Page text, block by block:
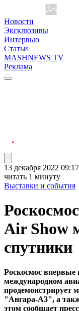
Новости
Эксклюзивы
Интервью
Статьи
MASHNEWS TV
Реклама
13 декабря 2022 09:17
читать 1 минуту
Выставки и события
Air Show
спутники
Роскосмос
международном
продемонстрирует
"Ангара-А3", а
этом сообщает